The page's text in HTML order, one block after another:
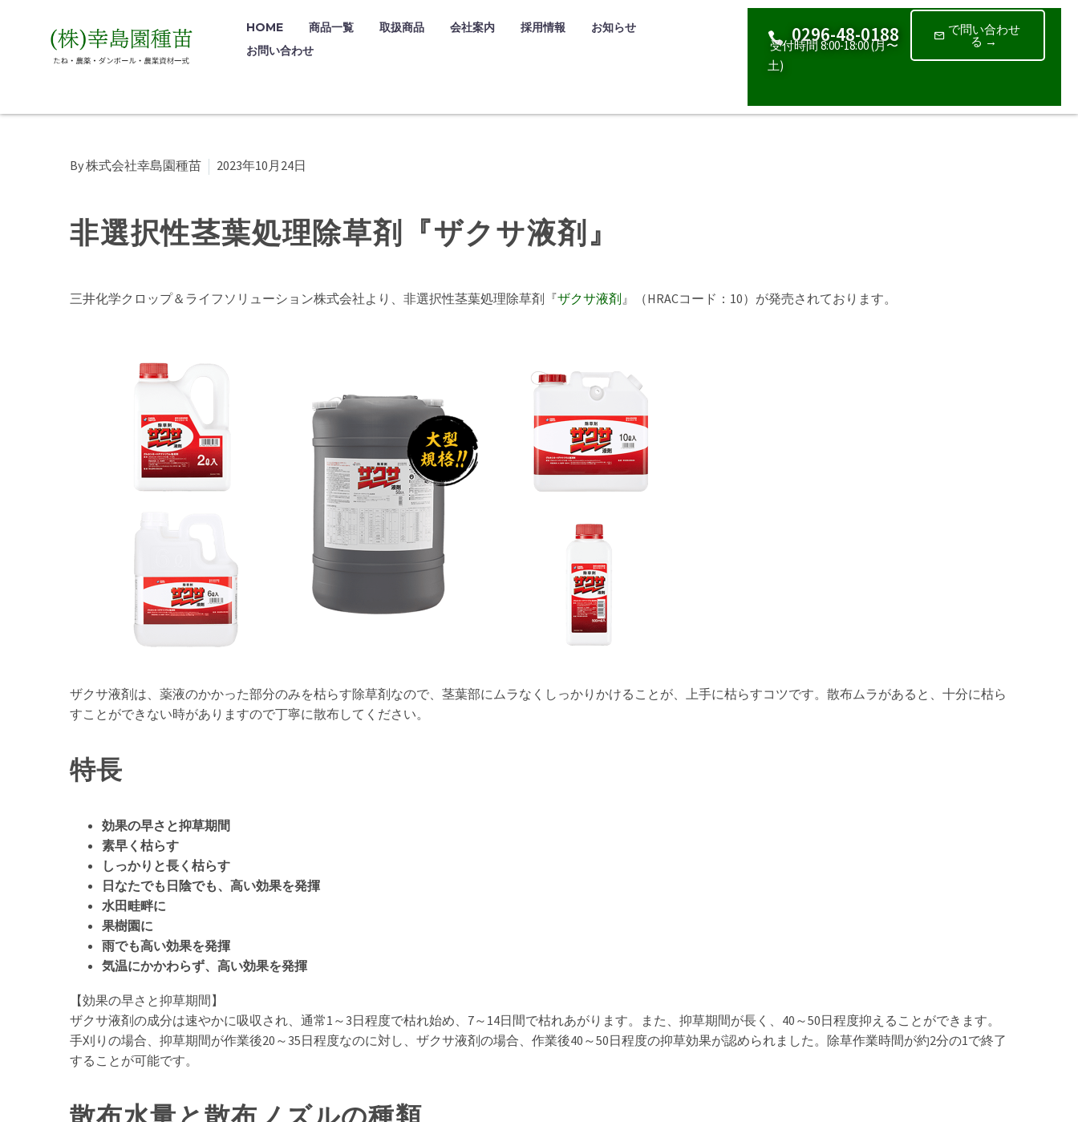
HOME 商品一覧 取扱商品 会社案内 採用情報
お知らせ
お問い合わせ
0296-48-0188
受付時間 8:00-18:00 (月〜
土)
で問い合わせ
る →
By 株式会社幸島園種苗 2023年10月24日
非選択性茎葉処理除草剤『ザクサ液剤』
三井化学クロップ＆ライフソリューション株式会社より、非選択性茎葉処理除草剤『ザクサ液剤』（HRACコード：10）が発売されております。
ザクサ液剤は、薬液のかかった部分のみを枯らす除草剤なので、茎葉部にムラなくしっかりかけることが、上手に枯らすコツです。散布ムラがあると、十分に枯ら
すことができない時がありますので丁寧に散布してください。
特長
効果の早さと抑草期間
素早く枯らす
しっかりと長く枯らす
日なたでも日陰でも、高い効果を発揮
水田畦畔に
果樹園に
雨でも高い効果を発揮
気温にかかわらず、高い効果を発揮
【効果の早さと抑草期間】
ザクサ液剤の成分は速やかに吸収され、通常1～3日程度で枯れ始め、7～14日間で枯れあがります。また、抑草期間が長く、40～50日程度抑えることができます。
手刈りの場合、抑草期間が作業後20～35日程度なのに対し、ザクサ液剤の場合、作業後40～50日程度の抑草効果が認められました。除草作業時間が約2分の1で終了
することが可能です。